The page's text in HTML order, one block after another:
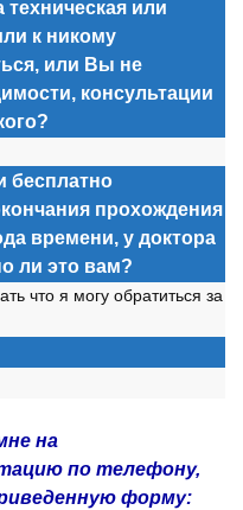
или
к никому
или Вы не
консультации
бесплатно
прохождения
времени, у доктора
ли это вам?
что я могу обратиться за
на
по телефону,
форму: